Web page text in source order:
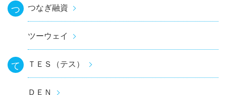
つ つなぎ融資
ツーウェイ
て ＴＥＳ（テス）
ＤＥＮ